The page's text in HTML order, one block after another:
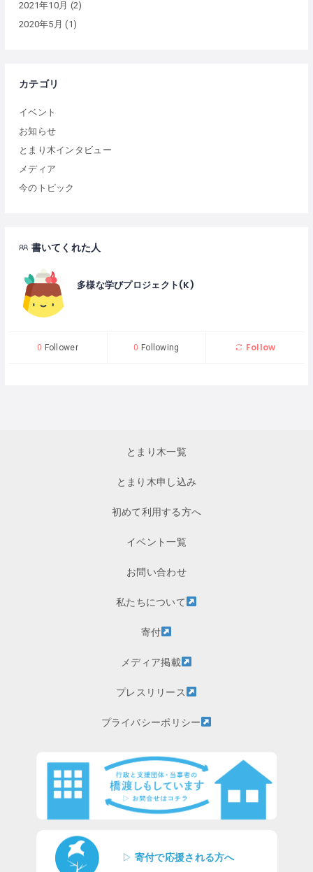
2021年10月 (2)
2020年5月 (1)
カテゴリ
イベント
お知らせ
とまり木インタビュー
メディア
今のトピック
書いてくれた人
多様な学びプロジェクト(K)
0 Follower 0 Following Follow
とまり木一覧
とまり木申し込み
初めて利用する方へ
イベント一覧
お問い合わせ
私たちについて
寄付
メディア掲載
プレスリリース
プライバシーポリシー
▷ 寄付で応援される方へ